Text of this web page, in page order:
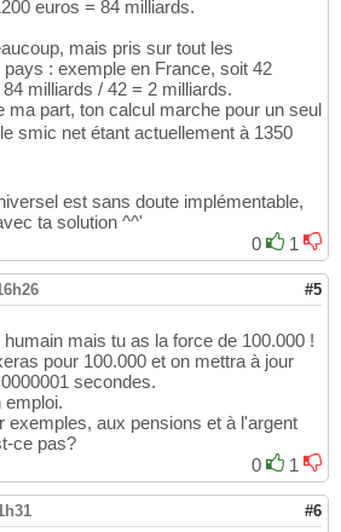
euros = 84 milliards.
mais pris sur tout les
: exemple en France, soit 42
milliards / 42 = 2 milliards.
ma part, ton calcul marche pour un seul
smic net étant actuellement à 1350
est sans doute implémentable,
ta solution ^^'
0
1
#5
mais tu as la force de 100.000 !
pour 100.000 et on mettra à jour
secondes.
emploi.
exemples, aux pensions et à l'argent
ce pas?
0
1
#6